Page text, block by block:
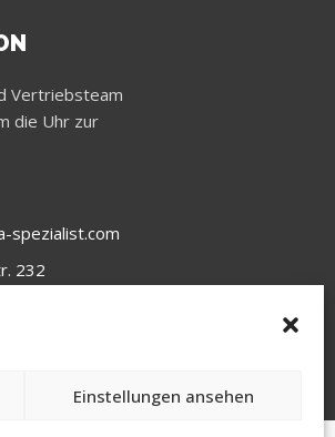
Einstellungen ansehen
Vertriebsteam
die Uhr zur
spezialist.com
232